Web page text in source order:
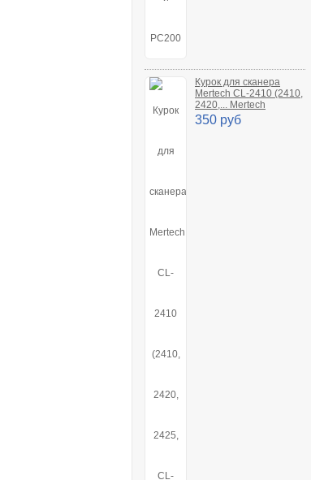
Курок для сканера
Mertech CL-2410 (2410,
2420,... Mertech
350 руб